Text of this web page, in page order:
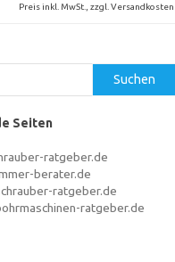
Preis inkl. MwSt., zzgl. Versandkosten
Suchen
Seiten
ratgeber.de
berater.de
ratgeber.de
ratgeber.de